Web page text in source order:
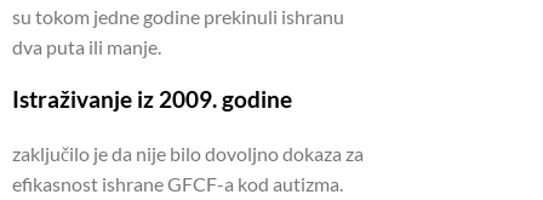
su tokom jedne godine prekinuli ishranu
dva puta ili manje.
Istraživanje iz 2009. godine
zaključilo je da nije bilo dovoljno dokaza za
efikasnost ishrane GFCF-a kod autizma.